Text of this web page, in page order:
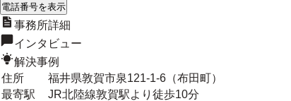
電話番号を表示
事務所詳細
インタビュー
解決事例
住所
福井県敦賀市泉121-1-6（布田町）
最寄駅
JR北陸線敦賀駅より徒歩10分